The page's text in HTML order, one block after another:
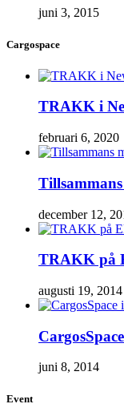
juni 3, 2015
Cargospace
TRAKK i
februari 6, 2020
december 12,
TRAKK på
augusti 19, 2014
juni 8, 2014
Event